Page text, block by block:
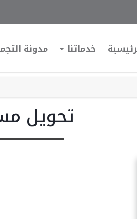
خدماتنا مدونة
تحويل